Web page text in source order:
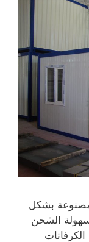
مصنوعة بشكل
الشحن